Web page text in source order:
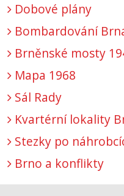
Dobové plány
Bombardování
Brněnské mosty
Mapa 1968
Sál Rady
Kvartérní lokality
Stezky po
Brno a konflikty